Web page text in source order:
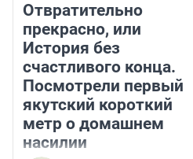
Отвратительно
прекрасно, или
История без
счастливого конца.
Посмотрели первый
якутский короткий
метр о домашнем
насилии